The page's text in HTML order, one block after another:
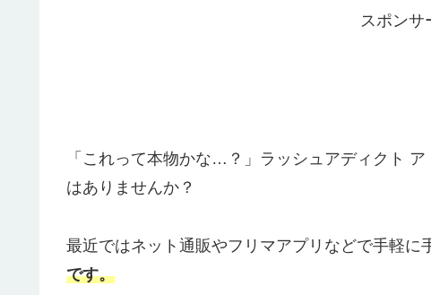
スポンサ
「これって本物かな…？」ラッシュアディクト
はありませんか？
最近ではネット通販やフリマアプリなどで手軽に
です。